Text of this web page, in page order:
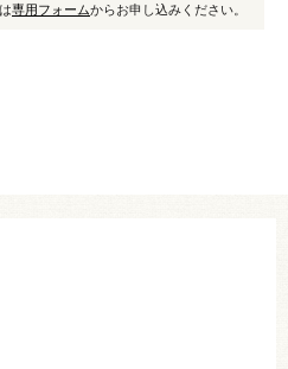
専用フォームからお申し込みください。